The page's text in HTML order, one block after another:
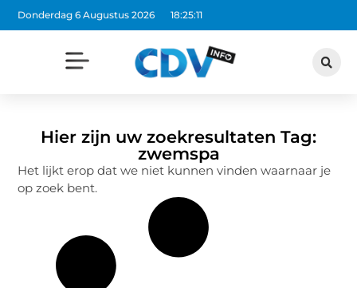
Donderdag 6 Augustus 2026 18:25:11
Hier zijn uw zoekresultaten Tag:
zwemspa
Het lijkt erop dat we niet kunnen vinden waarnaar je
op zoek bent.